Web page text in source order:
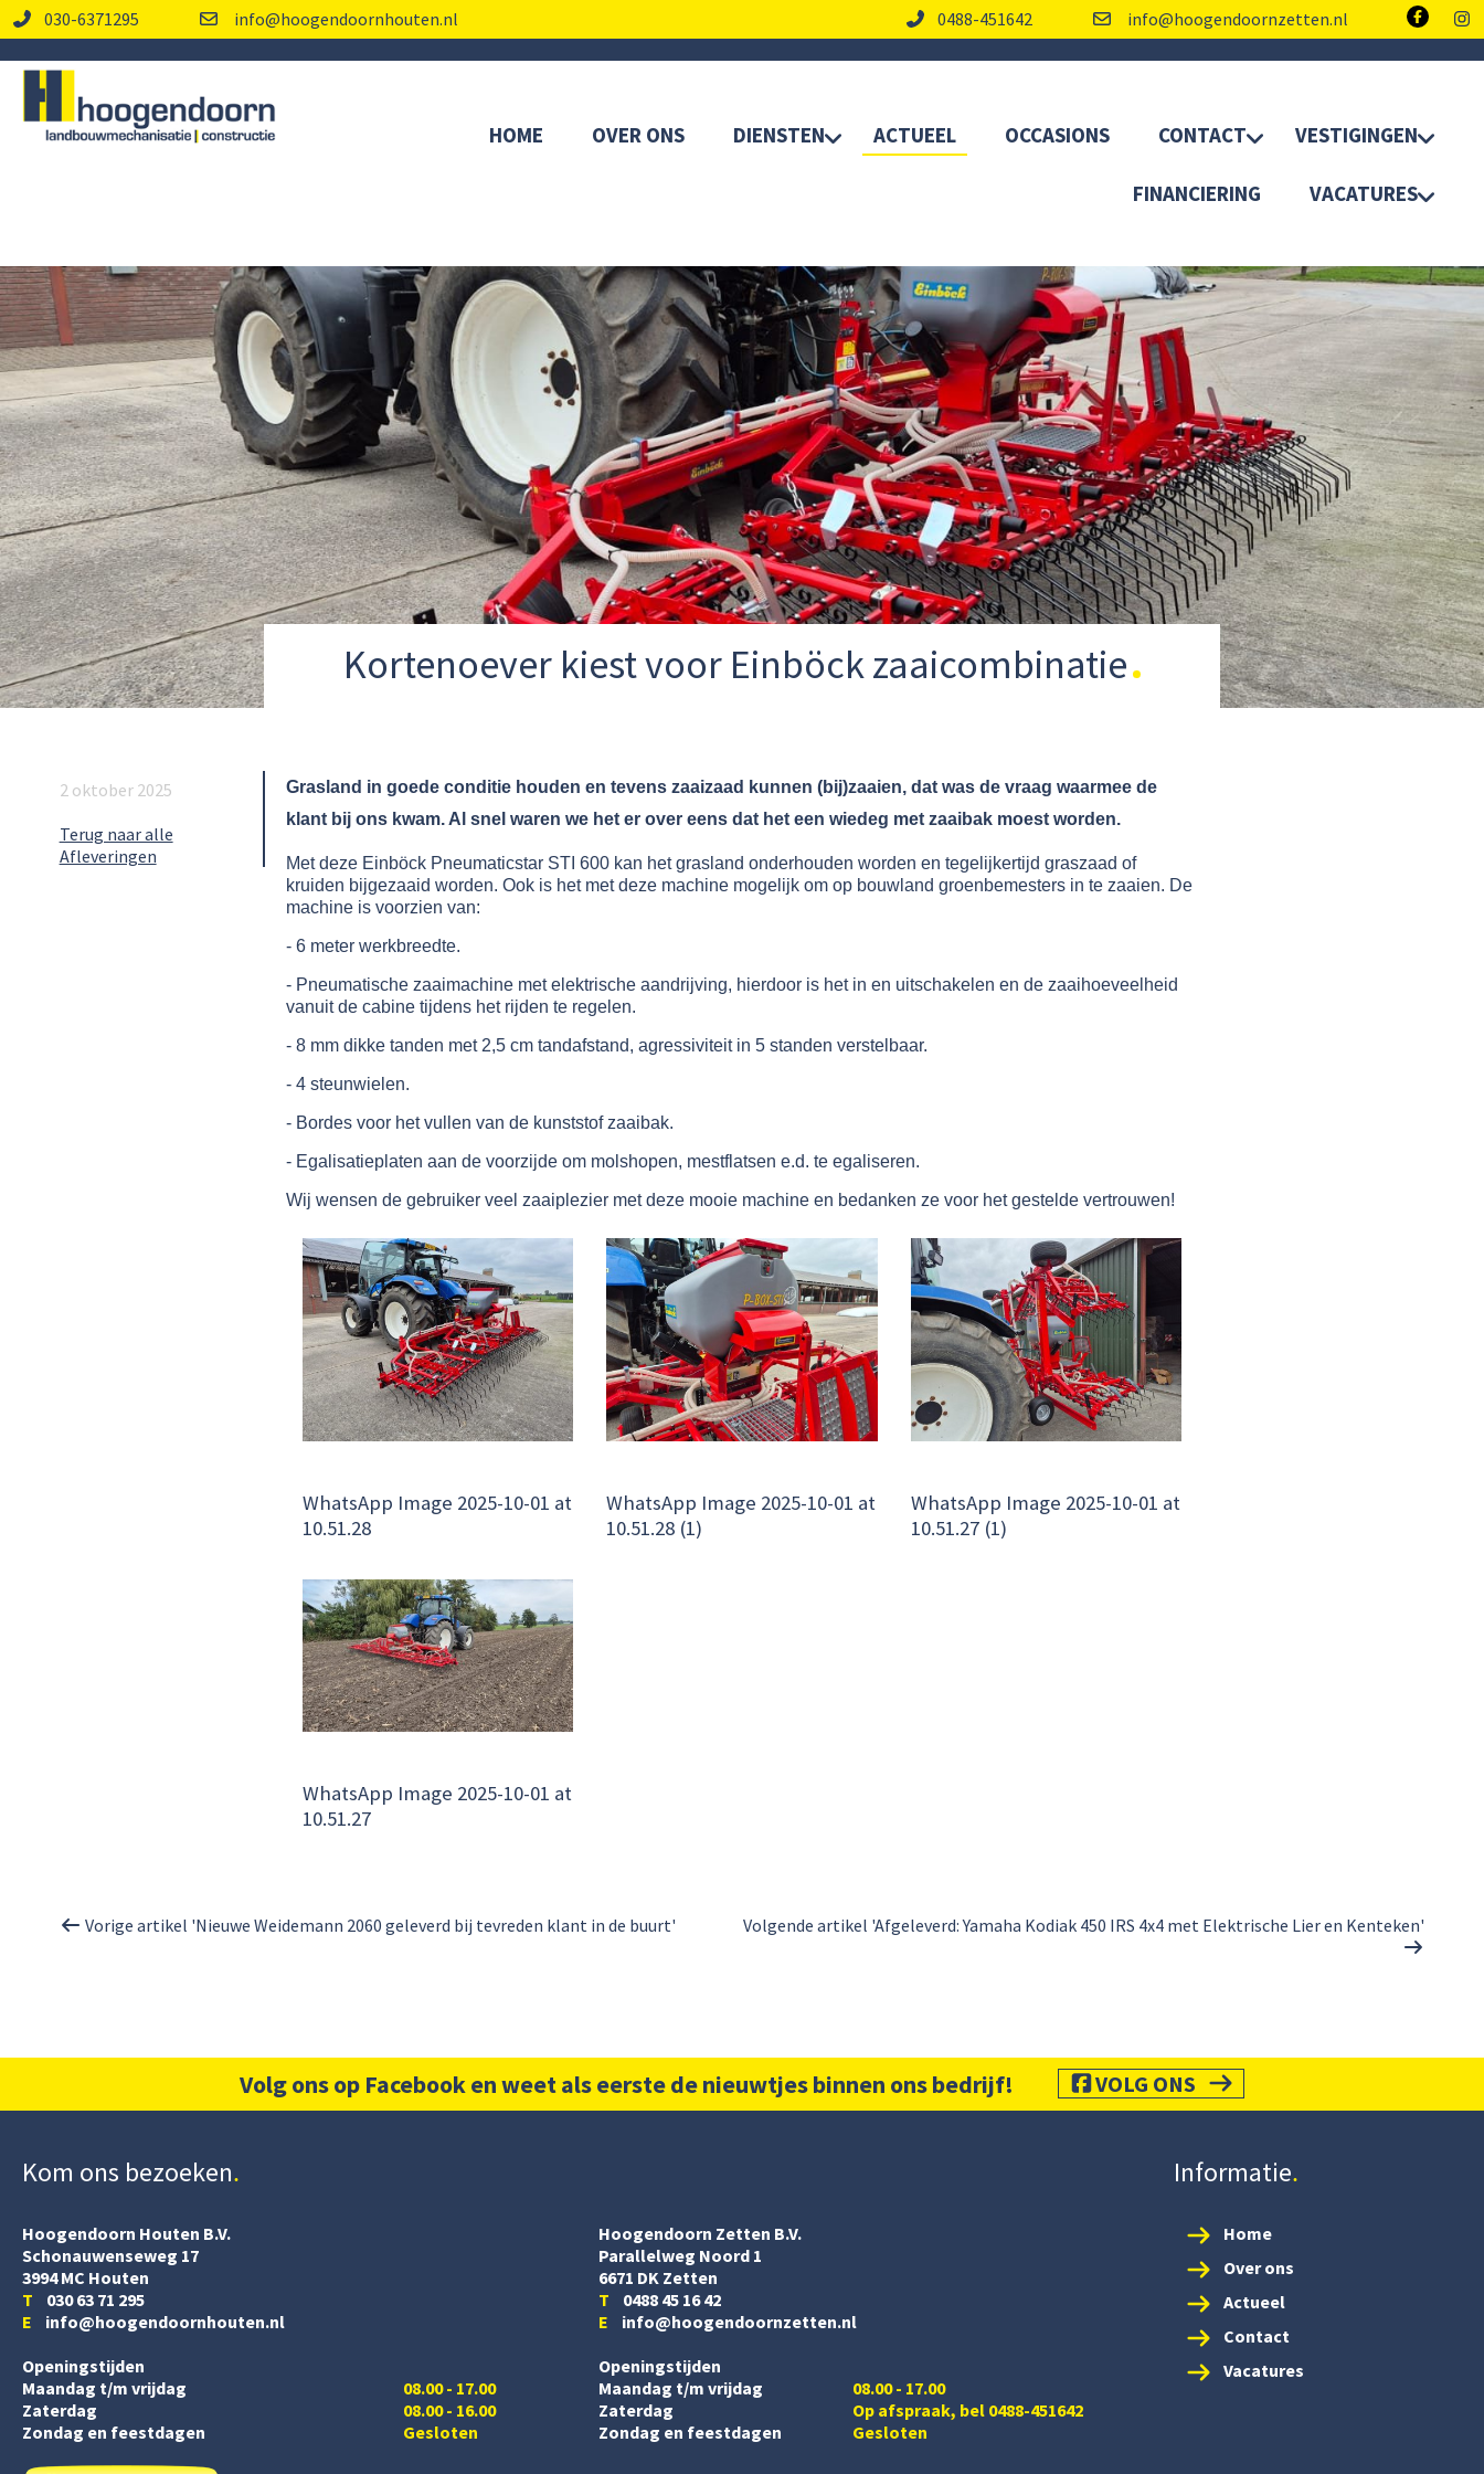
030-6371295 info@hoogendoornhouten.nl 0488-451642 info@hoogendoornzetten.nl
HOME OVER ONS DIENSTEN ACTUEEL OCCASIONS CONTACT VESTIGINGEN
FINANCIERING VACATURES
Kortenoever kiest voor Einböck zaaicombinatie
2 oktober 2025
Terug naar alle
Afleveringen
Grasland in goede conditie houden en tevens zaaizaad kunnen (bij)zaaien, dat was de vraag waarmee de
klant bij ons kwam. Al snel waren we het er over eens dat het een wiedeg met zaaibak moest worden.
Met deze Einböck Pneumaticstar STI 600 kan het grasland onderhouden worden en tegelijkertijd graszaad of
kruiden bijgezaaid worden. Ook is het met deze machine mogelijk om op bouwland groenbemesters in te zaaien. De
machine is voorzien van:
- 6 meter werkbreedte.
- Pneumatische zaaimachine met elektrische aandrijving, hierdoor is het in en uitschakelen en de zaaihoeveelheid
vanuit de cabine tijdens het rijden te regelen.
- 8 mm dikke tanden met 2,5 cm tandafstand, agressiviteit in 5 standen verstelbaar.
- 4 steunwielen.
- Bordes voor het vullen van de kunststof zaaibak.
- Egalisatieplaten aan de voorzijde om molshopen, mestflatsen e.d. te egaliseren.
Wij wensen de gebruiker veel zaaiplezier met deze mooie machine en bedanken ze voor het gestelde vertrouwen!
WhatsApp Image 2025-10-01 at
10.51.28
WhatsApp Image 2025-10-01 at
10.51.28 (1)
WhatsApp Image 2025-10-01 at
10.51.27 (1)
WhatsApp Image 2025-10-01 at
10.51.27
Volgende artikel 'Afgeleverd: Yamaha Kodiak 450 IRS 4x4 met Elektrische Lier en Kenteken'
Vorige artikel 'Nieuwe Weidemann 2060 geleverd bij tevreden klant in de buurt'
Volg ons op Facebook en weet als eerste de nieuwtjes binnen ons bedrijf! VOLG ONS
Kom ons bezoeken
Hoogendoorn Houten B.V.
Schonauwenseweg 17
3994 MC Houten
T 030 63 71 295
E info@hoogendoornhouten.nl
Openingstijden
Maandag t/m vrijdag
Zaterdag
08.00 - 17.00
08.00 - 16.00
Zondag en feestdagen
Gesloten
Hoogendoorn Zetten B.V.
Parallelweg Noord 1
6671 DK Zetten
T 0488 45 16 42
E info@hoogendoornzetten.nl
Openingstijden
Maandag t/m vrijdag
08.00 - 17.00
Zaterdag
Op afspraak, bel 0488-451642
Zondag en feestdagen
Gesloten
Informatie
Home
Over ons
Actueel
Contact
Vacatures